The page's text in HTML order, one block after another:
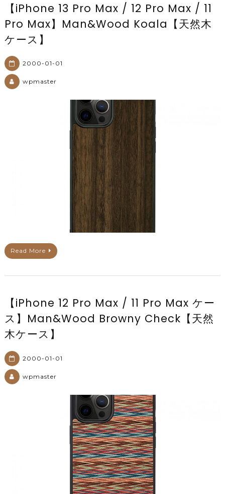
【iPhone 13 Pro Max / 12 Pro Max / 11
Pro Max】Man&Wood Koala【天然木
ケース】
2000-01-01
wpmaster
Read More
【iPhone 12 Pro Max / 11 Pro Max ケー
ス】Man&Wood Browny Check【天然
木ケース】
2000-01-01
wpmaster